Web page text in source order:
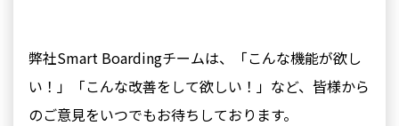
弊社Smart Boardingチームは、「こんな機能が欲し
い！」「こんな改善をして欲しい！」など、皆様から
のご意見をいつでもお待ちしております。